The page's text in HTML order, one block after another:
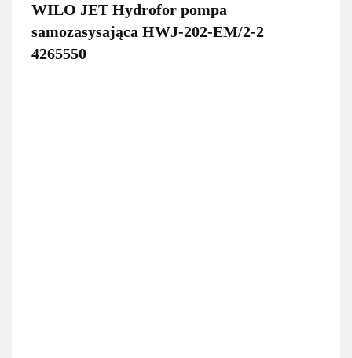
WILO JET Hydrofor pompa
samozasysająca HWJ-202-EM/2-2
4265550